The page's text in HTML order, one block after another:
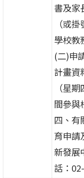
書及家
（或
學校教
(二)申
計畫資
（星
間參與
四、有
育申請
新發展
話：